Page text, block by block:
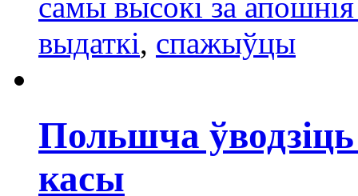
выдаткі, спажыўцы
Польшча
касы